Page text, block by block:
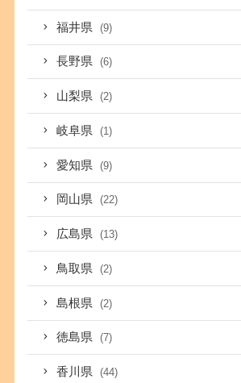
福井県 (9)
長野県 (6)
山梨県 (2)
岐阜県 (1)
愛知県 (9)
岡山県 (22)
広島県 (13)
鳥取県 (2)
島根県 (2)
徳島県 (7)
香川県 (44)